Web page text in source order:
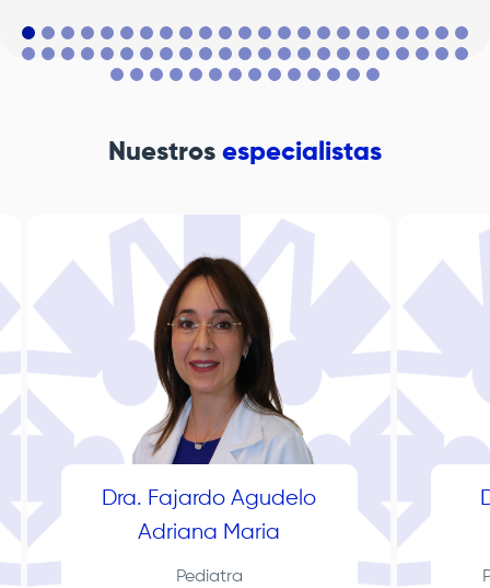
Nuestros especialistas
Dra. Fajardo Agudelo
Adriana Maria
Pediatra